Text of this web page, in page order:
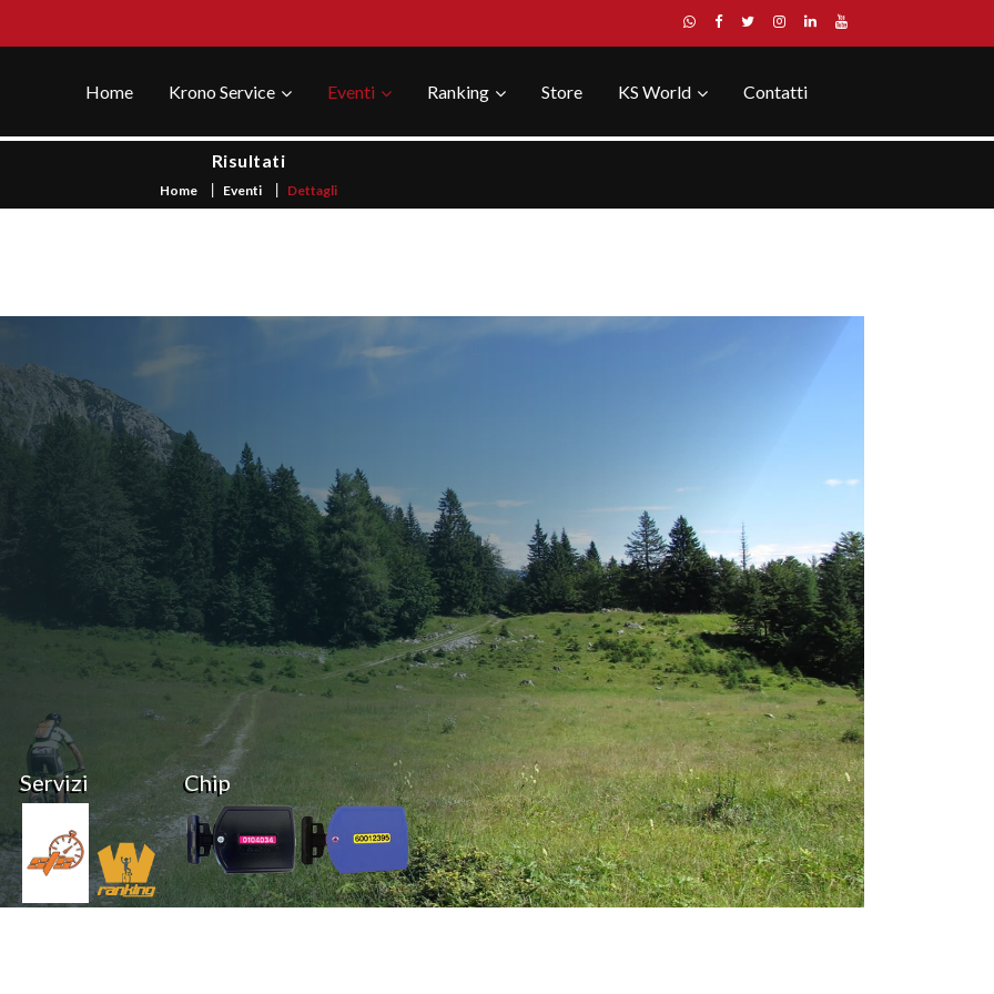
Home Krono Service Eventi Ranking Store KS World Contatti
Risultati
Home Eventi Dettagli
Servizi Chip